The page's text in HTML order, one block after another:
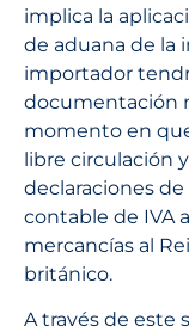
implica la
de aduana de la
importador
documentación
momento en
libre circulación
declaraciones
contable de IVA
mercancías al
británico.
A través de este